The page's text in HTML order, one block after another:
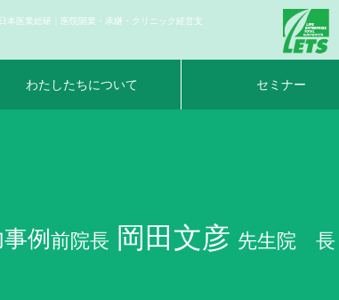
本医業総研｜医院開業・承継・クリニック経営支
わたしたちについて セミナー
例 前院長 岡田文彦 先生院 長